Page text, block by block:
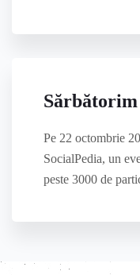
Sărbătorim
Pe 22 octombrie
SocialPedia, un
peste 3000 de